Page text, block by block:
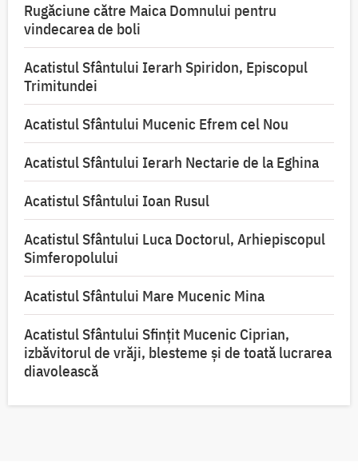
Rugăciune către Maica Domnului pentru
vindecarea de boli
Acatistul Sfântului Ierarh Spiridon, Episcopul
Trimitundei
Acatistul Sfântului Mucenic Efrem cel Nou
Acatistul Sfântului Ierarh Nectarie de la Eghina
Acatistul Sfântului Ioan Rusul
Acatistul Sfântului Luca Doctorul, Arhiepiscopul
Simferopolului
Acatistul Sfântului Mare Mucenic Mina
Acatistul Sfântului Sfințit Mucenic Ciprian,
izbăvitorul de vrăji, blesteme și de toată lucrarea
diavolească